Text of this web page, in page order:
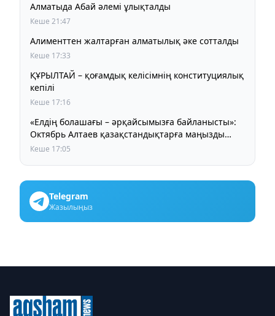
Алматыда Абай әлемі ұлықталды
Кеше 21:47
Алименттен жалтарған алматылық әке сотталды
Кеше 17:33
ҚҰРЫЛТАЙ – қоғамдық келісімнің конституциялық
кепілі
Кеше 17:16
«Елдің болашағы – әрқайсымызға байланысты»:
Октябрь Алтаев қазақстандықтарға маңызды
үндеу жасады
Кеше 17:05
Telegram
Жазылыңыз